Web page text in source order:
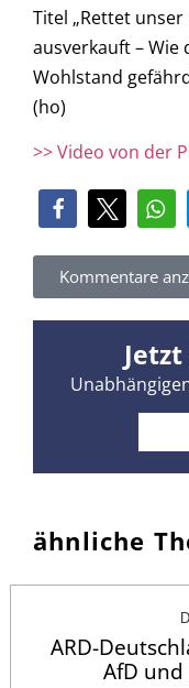
Titel „Rettet
ausverkauft – Wie
Wohlstand
(ho)
>> Video von der
Kommentare
ähnliche
ARD-
AfD